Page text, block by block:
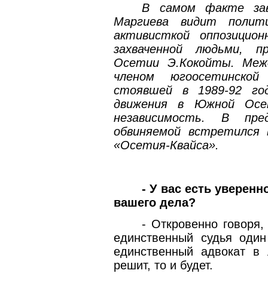
В самом факте
Маргиева видит
активисткой
захваченной людьми,
Осетии Э.Кокойты.
членом
стоявшей в 1989-92
движения в Южной
независимость. В
обвиняемой
«Осетия-Квайса».
- У вас есть
вашего дела?
- Откровенно
единственный судья
единственный адвокат
решит, то и будет.